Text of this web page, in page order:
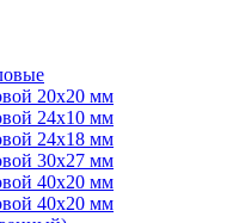
20х20 мм
24х10 мм
24х18 мм
30х27 мм
40х20 мм
40х20 мм